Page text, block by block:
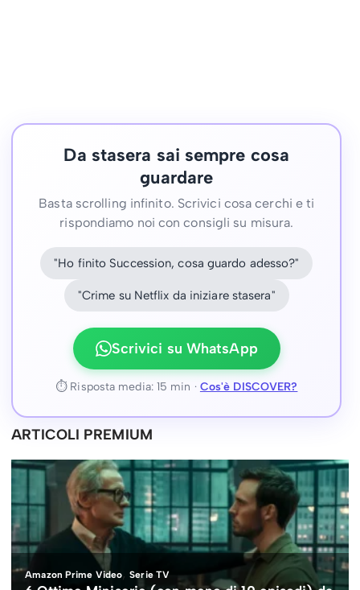
Da stasera sai sempre cosa
guardare
Basta scrolling infinito. Scrivici cosa cerchi e ti
rispondiamo noi con consigli su misura.
"Ho finito Succession, cosa guardo adesso?"
"Crime su Netflix da iniziare stasera"
Scrivici su WhatsApp
⏱ Risposta media: 15 min · Cos'è DISCOVER?
ARTICOLI PREMIUM